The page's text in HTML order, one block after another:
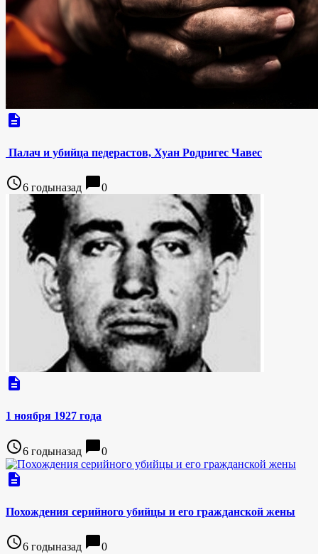
description
Палач и убийца педерастов, Хуан Родригес Чавес
access_time6 годыназад chat_bubble0
description
1 ноября 1927 года
access_time6 годыназад chat_bubble0
description
Похождения серийного убийцы и его гражданской жены
access_time6 годыназад chat_bubble0